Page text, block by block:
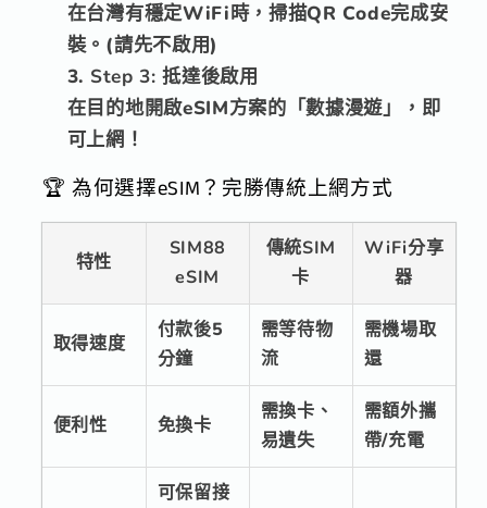
在台灣有穩定WiFi時，掃描QR Code完成安
裝。(請先不啟用)
Step 3: 抵達後啟用
在目的地開啟eSIM方案的「數據漫遊」，即
可上網！
🏆 為何選擇eSIM？完勝傳統上網方式
特性
SIM88
eSIM
傳統SIM
卡
WiFi分享
器
取得速度
付款後5
分鐘
需等待物
流
需機場取
還
便利性 免換卡
需換卡、
易遺失
需額外攜
帶/充電
可保留接